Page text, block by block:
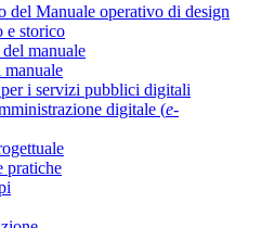
del Manuale operativo di design
e storico
manuale
i servizi pubblici digitali
digitale (e-
pratiche